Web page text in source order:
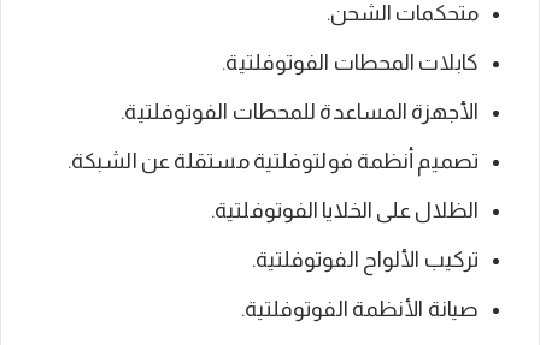
متحكمات الشحن.
كابلات المحطات الفوتوفلتية.
الأجهزة المساعدة للمحطات الفوتوفلتية.
تصميم أنظمة فولتوفلتية مستقلة عن الشبكة.
الظلال على الخلايا الفوتوفلتية.
تركيب الألواح الفوتوفلتية.
صيانة الأنظمة الفوتوفلتية.